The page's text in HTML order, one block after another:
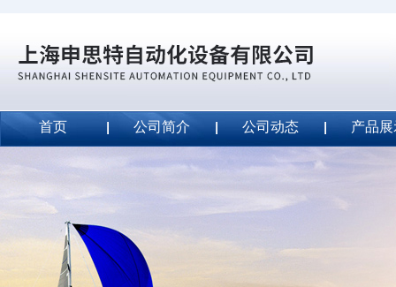
首页 公司简介 公司动态 产品